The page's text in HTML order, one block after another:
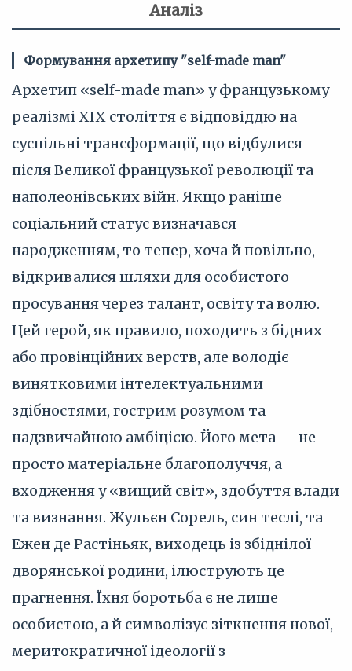
Аналіз
Формування архетипу "self-made man"
Архетип «self-made man» у французькому
реалізмі XIX століття є відповіддю на
суспільні трансформації, що відбулися
після Великої французької революції та
наполеонівських війн. Якщо раніше
соціальний статус визначався
народженням, то тепер, хоча й повільно,
відкривалися шляхи для особистого
просування через талант, освіту та волю.
Цей герой, як правило, походить з бідних
або провінційних верств, але володіє
винятковими інтелектуальними
здібностями, гострим розумом та
надзвичайною амбіцією. Його мета — не
просто матеріальне благополуччя, а
входження у «вищий світ», здобуття влади
та визнання. Жульєн Сорель, син теслі, та
Ежен де Растіньяк, виходець із збіднілої
дворянської родини, ілюструють це
прагнення. Їхня боротьба є не лише
особистою, а й символізує зіткнення нової,
меритократичної ідеології з